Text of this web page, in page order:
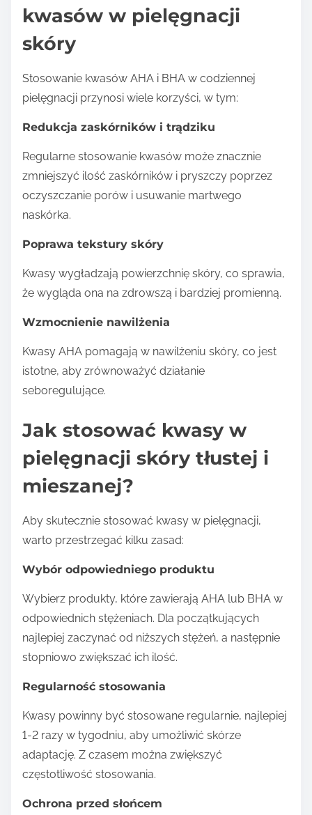
kwasów w pielęgnacji
skóry
Stosowanie kwasów AHA i BHA w codziennej
pielęgnacji przynosi wiele korzyści, w tym:
Redukcja zaskórników i trądziku
Regularne stosowanie kwasów może znacznie
zmniejszyć ilość zaskórników i pryszczy poprzez
oczyszczanie porów i usuwanie martwego
naskórka.
Poprawa tekstury skóry
Kwasy wygładzają powierzchnię skóry, co sprawia,
że wygląda ona na zdrowszą i bardziej promienną.
Wzmocnienie nawilżenia
Kwasy AHA pomagają w nawilżeniu skóry, co jest
istotne, aby zrównoważyć działanie
seboregulujące.
Jak stosować kwasy w
pielęgnacji skóry tłustej i
mieszanej?
Aby skutecznie stosować kwasy w pielęgnacji,
warto przestrzegać kilku zasad:
Wybór odpowiedniego produktu
Wybierz produkty, które zawierają AHA lub BHA w
odpowiednich stężeniach. Dla początkujących
najlepiej zaczynać od niższych stężeń, a następnie
stopniowo zwiększać ich ilość.
Regularność stosowania
Kwasy powinny być stosowane regularnie, najlepiej
1-2 razy w tygodniu, aby umożliwić skórze
adaptację. Z czasem można zwiększyć
częstotliwość stosowania.
Ochrona przed słońcem